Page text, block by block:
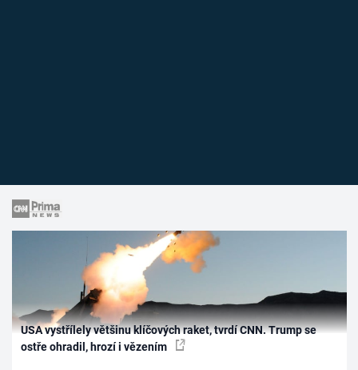
USA vystřílely většinu klíčových raket, tvrdí CNN. Trump se
ostře ohradil, hrozí i vězením